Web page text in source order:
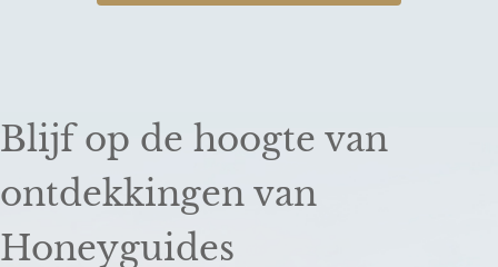
Blijf op de hoogte van
ontdekkingen van
Honeyguides